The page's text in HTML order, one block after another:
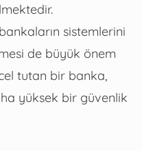
sistemlerini
de büyük önem
tutan bir banka,
yüksek bir güvenlik